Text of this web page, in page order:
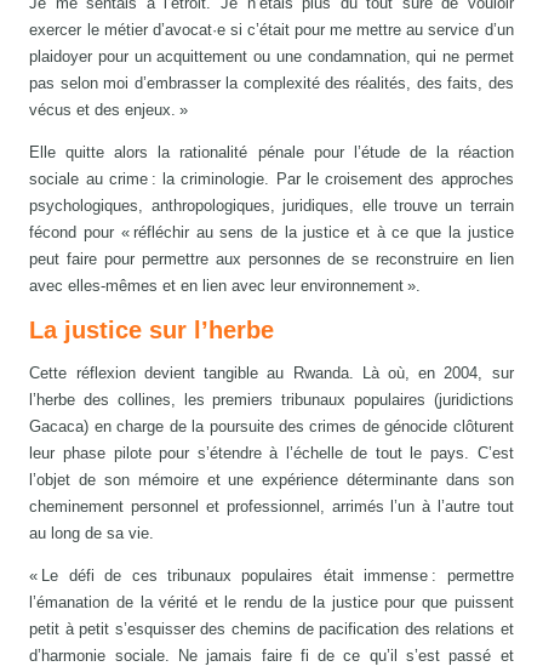
exercer le métier d’avocat·e si c’était pour me mettre au service d’un
plaidoyer pour un acquittement ou une condamnation, qui ne permet
pas selon moi d’embrasser la complexité des réalités, des faits, des
vécus et des enjeux. »
Elle quitte alors la rationalité pénale pour l’étude de la réaction
sociale au crime : la criminologie. Par le croisement des approches
psychologiques, anthropologiques, juridiques, elle trouve un terrain
fécond pour « réfléchir au sens de la justice et à ce que la justice
peut faire pour permettre aux personnes de se reconstruire en lien
avec elles-mêmes et en lien avec leur environnement ».
La justice sur l’herbe
Cette réflexion devient tangible au Rwanda. Là où, en 2004, sur
l’herbe des collines, les premiers tribunaux populaires (juridictions
Gacaca) en charge de la poursuite des crimes de génocide clôturent
leur phase pilote pour s’étendre à l’échelle de tout le pays. C’est
l’objet de son mémoire et une expérience déterminante dans son
cheminement personnel et professionnel, arrimés l’un à l’autre tout
au long de sa vie.
« Le défi de ces tribunaux populaires était immense : permettre
l’émanation de la vérité et le rendu de la justice pour que puissent
petit à petit s’esquisser des chemins de pacification des relations et
d’harmonie sociale. Ne jamais faire fi de ce qu’il s’est passé et